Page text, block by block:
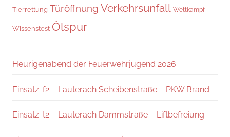
Tierrettung Türöffnung Verkehrsunfall Wettkampf
Wissenstest Ölspur
Heurigenabend der Feuerwehrjugend 2026
Einsatz: f2 – Lauterach Scheibenstraße – PKW Brand
Einsatz: t2 – Lauterach Dammstraße – Liftbefreiung